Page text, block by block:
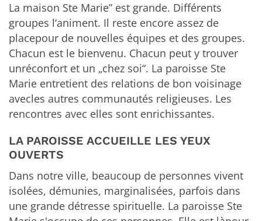
La maison Ste Marie” est grande. Différents
groupes l‘animent. Il reste encore assez de
placepour de nouvelles équipes et des groupes.
Chacun est le bienvenu. Chacun peut y trouver
unréconfort et un „chez soi“. La paroisse Ste
Marie entretient des relations de bon voisinage
avecles autres communautés religieuses. Les
rencontres avec elles sont enrichissantes.
LA PAROISSE ACCUEILLE LES YEUX
OUVERTS
Dans notre ville, beaucoup de personnes vivent
isolées, démunies, marginalisées, parfois dans
une grande détresse spirituelle. La paroisse Ste